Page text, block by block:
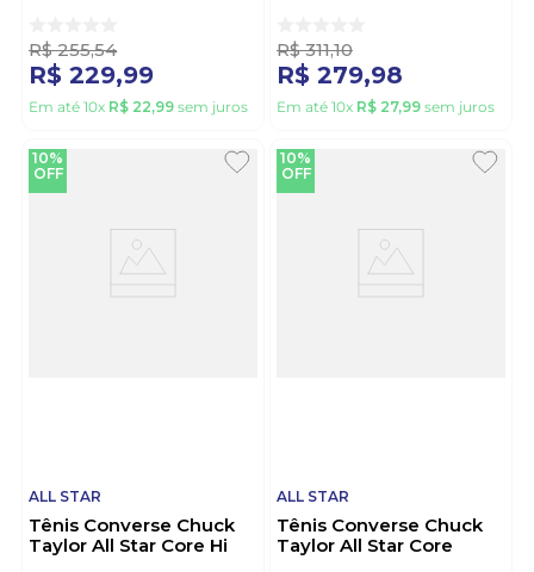
R$ 255,54
R$ 229,99
Em até 10x R$ 22,99 sem juros
R$ 311,10
R$ 279,98
Em até 10x R$ 27,99 sem juros
10%
OFF
ALL STAR
Tênis Converse Chuck
Taylor All Star Core Hi
10%
OFF
ALL STAR
Tênis Converse Chuck
Taylor All Star Core